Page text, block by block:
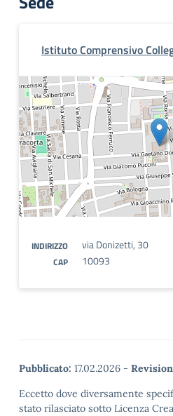
Istituto Comprensivo
INDIRIZZO via Donizetti, 30
CAP 10093
Pubblicato: 17.02.2026 -
Eccetto dove diversamente
stato rilasciato sotto Licenza